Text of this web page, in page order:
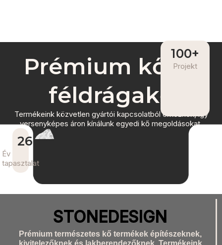
Prémium kő és
féldrágakő
Termékeink közvetlen gyártói kapcsolatból érkeznek, így
versenyképes áron kínálunk egyedi kő megoldásokat.
Év
tapasztalat
26+
Projekt
100+
STONEDESIGN
Prémium természetes kő termékek építészeknek,